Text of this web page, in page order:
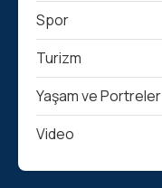
Spor
Turizm
Yaşam ve Portreler
Video